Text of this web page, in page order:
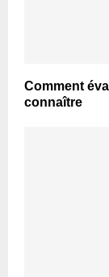
Comment
connaître